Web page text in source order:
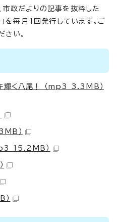
政だよりの記事を抜粋した
」を毎月1回発行しています。ご
い。
輝く八尾！ （mp3 3.3MB）
）
15.2MB）